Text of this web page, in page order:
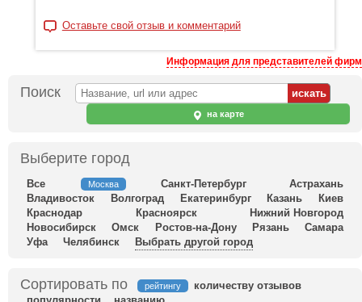
Оставьте свой отзыв и комментарий
Информация для представителей фирм
Поиск
на карте
Выберите город
Все Москва Санкт-Петербург
Астрахань
Владивосток
Волгоград Екатеринбург Казань
Киев
Краснодар
Красноярск
Нижний Новгород
Новосибирск
Омск Ростов-на-Дону Рязань
Самара
Уфа
Челябинск Выбрать другой город
Сортировать по рейтингу
количеству отзывов